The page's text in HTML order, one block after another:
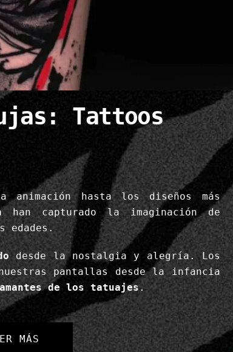
Tattoos
animación hasta los diseños más
han capturado la imaginación de
edades.
desde la nostalgia y alegría. Los
pantallas desde la infancia
amantes de los tatuajes.
MÁS